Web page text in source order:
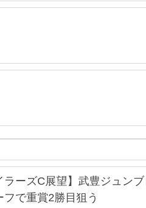
ラーズC展望】武豊ジュン
フで重賞2勝目狙う